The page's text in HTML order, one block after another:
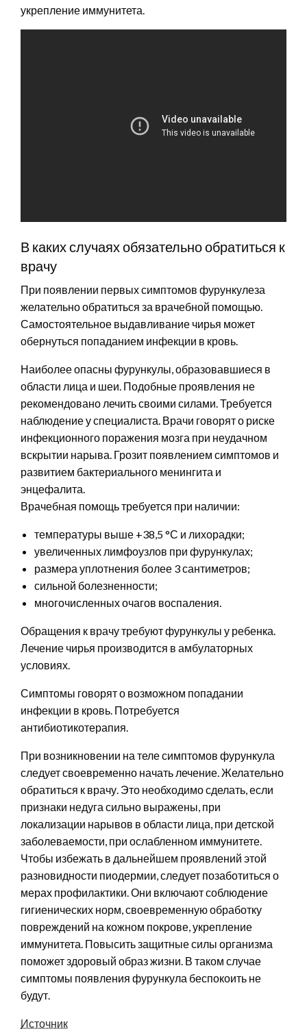
укрепление иммунитета.
В каких случаях обязательно обратиться к
врачу
При появлении первых симптомов фурункулеза
желательно обратиться за врачебной помощью.
Самостоятельное выдавливание чирья может
обернуться попаданием инфекции в кровь.
Наиболее опасны фурункулы, образовавшиеся в
области лица и шеи. Подобные проявления не
рекомендовано лечить своими силами. Требуется
наблюдение у специалиста. Врачи говорят о риске
инфекционного поражения мозга при неудачном
вскрытии нарыва. Грозит появлением симптомов и
развитием бактериального менингита и
энцефалита.
Врачебная помощь требуется при наличии:
температуры выше +38,5 °С и лихорадки;
увеличенных лимфоузлов при фурункулах;
размера уплотнения более 3 сантиметров;
сильной болезненности;
многочисленных очагов воспаления.
Обращения к врачу требуют фурункулы у ребенка.
Лечение чирья производится в амбулаторных
условиях.
Симптомы говорят о возможном попадании
инфекции в кровь. Потребуется
антибиотикотерапия.
При возникновении на теле симптомов фурункула
следует своевременно начать лечение. Желательно
обратиться к врачу. Это необходимо сделать, если
признаки недуга сильно выражены, при
локализации нарывов в области лица, при детской
заболеваемости, при ослабленном иммунитете.
Чтобы избежать в дальнейшем проявлений этой
разновидности пиодермии, следует позаботиться о
мерах профилактики. Они включают соблюдение
гигиенических норм, своевременную обработку
повреждений на кожном покрове, укрепление
иммунитета. Повысить защитные силы организма
поможет здоровый образ жизни. В таком случае
симптомы появления фурункула беспокоить не
будут.
Источник